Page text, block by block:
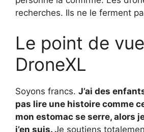
recherches. Ils ne le ferment
Le point de
DroneXL
Soyons francs. J’ai des
pas lire une histoire comme
mon estomac se serre, alors
j’en suis. Je soutiens